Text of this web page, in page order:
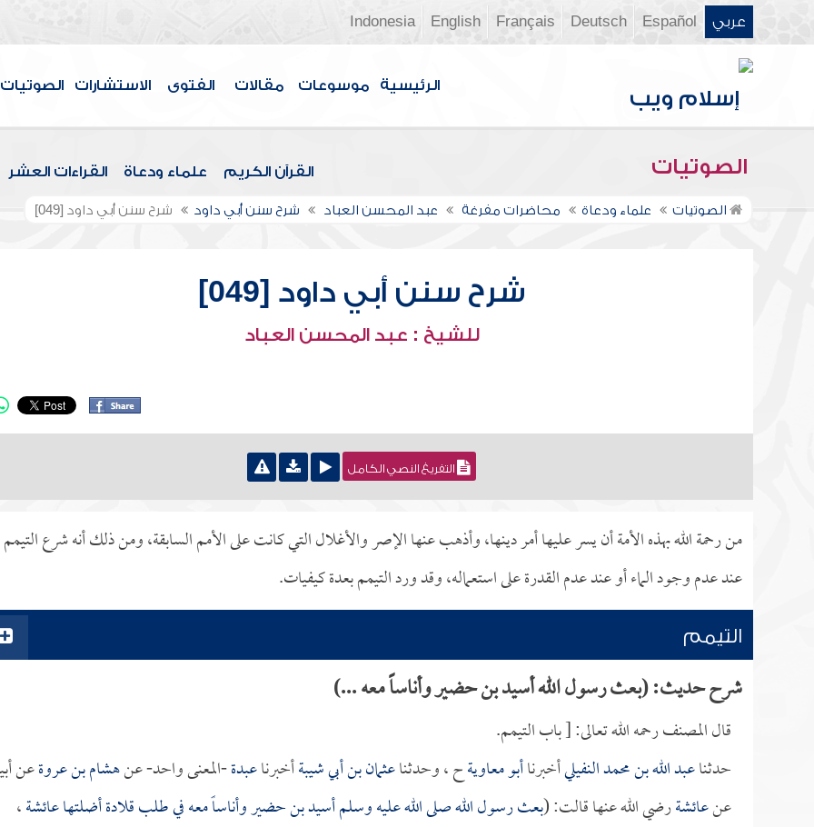
عربي Español
Deutsch
Français
English
Indonesia
الرئيسية موسوعات مقالات الفتوى الاستشارات الصوتيات
الصوتيات القرآن الكريم علماء ودعاة القراءات العشر
الصوتيات علماء ودعاة محاضرات مفرغة عبد المحسن العباد شرح سنن أبي داود شرح سنن أبي داود [049]
شرح سنن أبي داود [049]
للشيخ : عبد المحسن العباد
التفريغ النصي الكامل
من رحمة الله بهذه الأمة أن يسر عليها أمر دينها، وأذهب عنها الإصر والأغلال التي كانت على الأمم السابقة، ومن ذلك أنه شرع التيمم
عند عدم وجود الماء أو عند عدم القدرة على استعماله، وقد ورد التيمم بعدة كيفيات.
التيمم
شرح حديث: (بعث رسول الله أسيد بن حضير وأناساً معه ...)
قال المصنف رحمه الله تعالى: [ باب التيمم.
حدثناعبد الله بن محمد النفيليأخبرناأبو معاويةح ، وحدثناعثمان بن أبي شيبةأخبرناعبدة-المعنى واحد- عنهشام بن عروةعن
عنعائشةرضي الله عنها قالت: (بعث رسول الله صلى الله عليه وسلمأسيد بن حضيروأناساً معه في طلب قلادة أضلتهاعائشة،